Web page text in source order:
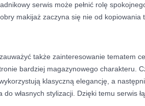
serwis może pełnić rolę
makijaż zaczyna się nie od kopiowania
także zainteresowanie tematem
bardziej magazynowego charakteru.
klasyczną elegancję, a
do własnych stylizacji. Dzięki temu serwis